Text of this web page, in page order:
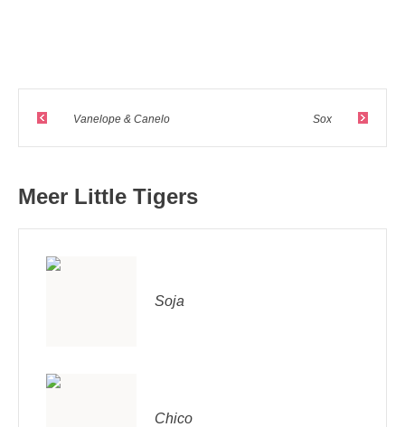
Vanelope & Canelo Sox
Meer Little Tigers
Soja
Chico